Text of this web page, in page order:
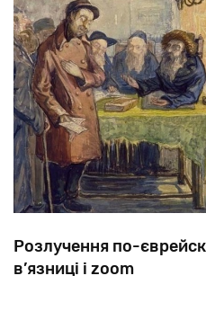
Розлучення по-
в’язниці і zoom